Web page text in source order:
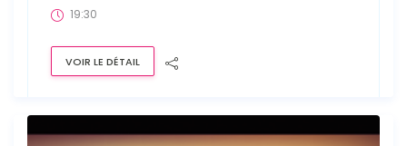
19:30
VOIR LE DÉTAIL